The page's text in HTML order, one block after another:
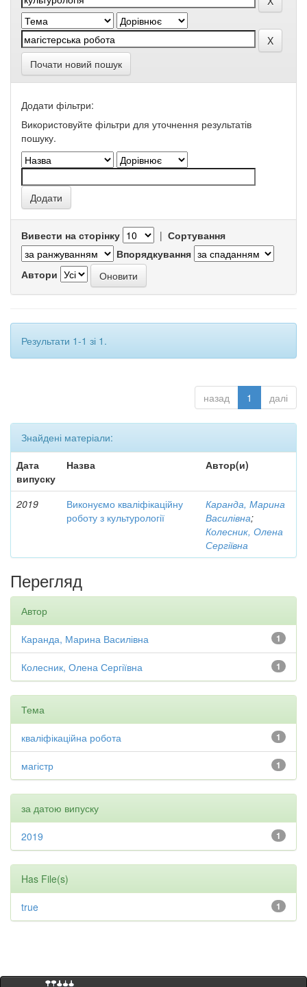
Почати новий пошук
Додати фільтри:
Використовуйте фільтри для уточнення результатів
пошуку.
Вивести на сторінку | Сортування
Впорядкування
Автори
Результати 1-1 зі 1.
назад 1 далі
Знайдені матеріали:
Дата
випуску
Назва Автор(и)
2019
Виконуємо кваліфікаційну
роботу з культурології
Каранда, Марина
Василівна;
Колесник, Олена
Сергіївна
Перегляд
Автор
1
Каранда, Марина Василівна
1
Колесник, Олена Сергіївна
Тема
1
кваліфікаційна робота
1
магістр
за датою випуску
1
2019
Has File(s)
1
true